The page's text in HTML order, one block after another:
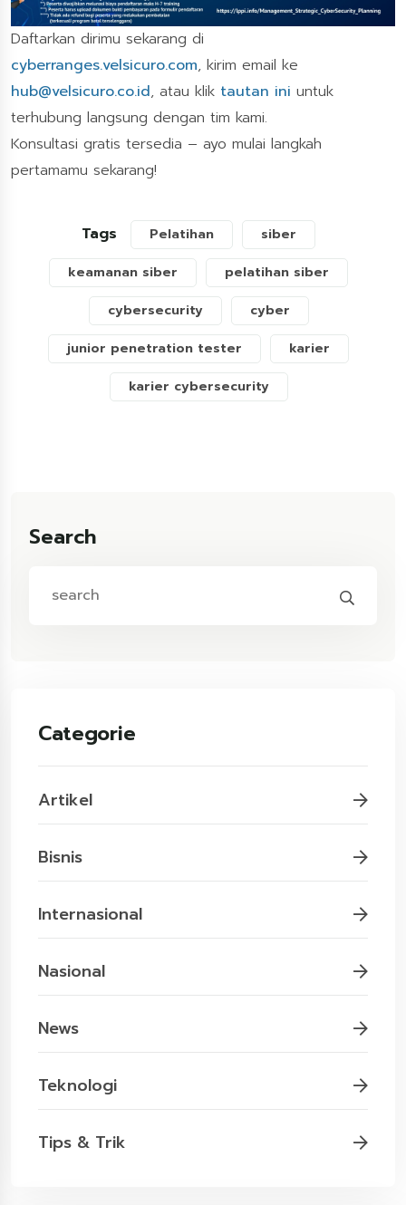
Daftarkan dirimu sekarang di
cyberranges.velsicuro.com, kirim email ke
hub@velsicuro.co.id, atau klik tautan ini untuk
terhubung langsung dengan tim kami.
Konsultasi gratis tersedia – ayo mulai langkah
pertamamu sekarang!
Tags Pelatihan
siber
keamanan siber
pelatihan siber
cybersecurity
cyber
junior penetration tester
karier
karier cybersecurity
Search
Categorie
Artikel
Bisnis
Internasional
Nasional
News
Teknologi
Tips & Trik